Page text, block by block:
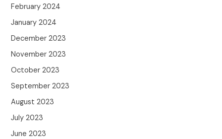
February 2024
January 2024
December 2023
November 2023
October 2023
September 2023
August 2023
July 2023
June 2023